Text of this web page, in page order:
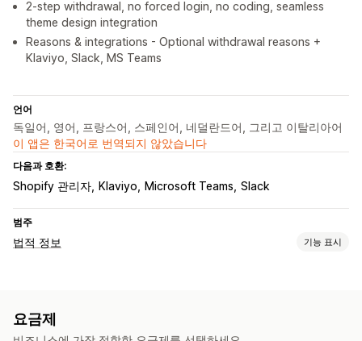
2-step withdrawal, no forced login, no coding, seamless
theme design integration
Reasons & integrations - Optional withdrawal reasons +
Klaviyo, Slack, MS Teams
언어
독일어, 영어, 프랑스어, 스페인어, 네덜란드어, 그리고 이탈리아어
이 앱은 한국어로 번역되지 않았습니다
다음과 호환:
Shopify 관리자 Klaviyo Microsoft Teams Slack
범주
법적 정보 기능 표시
맞춤 설정
요금제